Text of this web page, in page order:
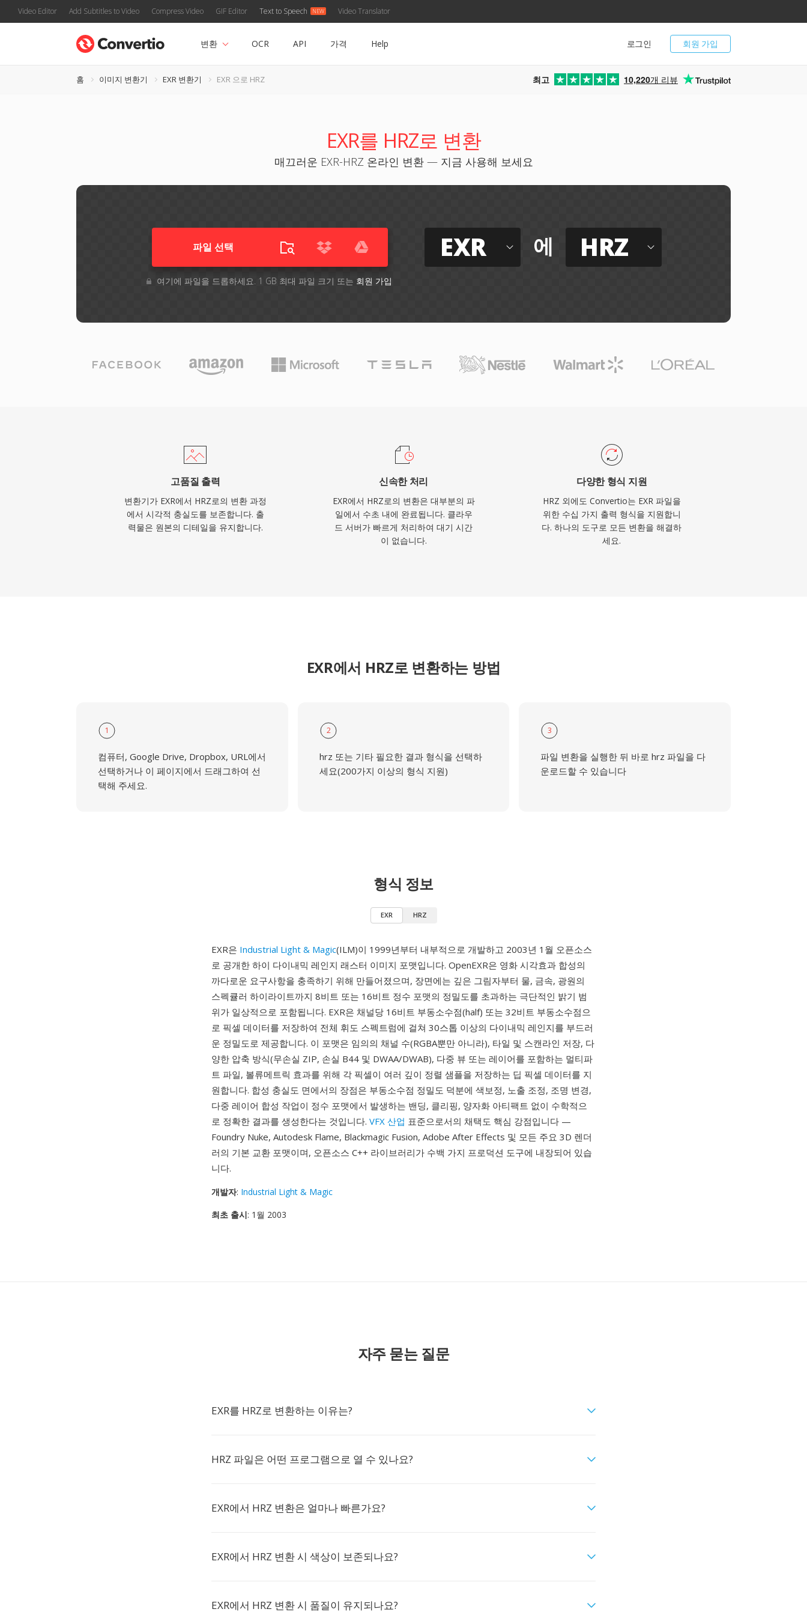
Video Editor Add Subtitles to Video Compress Video GIF Editor Text to Speech Video Translator
회원 가입
로그인
변환 OCR API 가격 Help
홈 이미지 변환기 EXR 변환기 EXR 으로 HRZ 최고 10,220개 리뷰
EXR를 HRZ로 변환
매끄러운 EXR-HRZ 온라인 변환 — 지금 사용해 보세요
파일 선택
여기에 파일을 드롭하세요. 1 GB 최대 파일 크기 또는 회원 가입
EXR 에 HRZ
고품질 출력
변환기가 EXR에서 HRZ로의 변환 과정
에서 시각적 충실도를 보존합니다. 출
력물은 원본의 디테일을 유지합니다.
신속한 처리
EXR에서 HRZ로의 변환은 대부분의 파
일에서 수초 내에 완료됩니다. 클라우
드 서버가 빠르게 처리하여 대기 시간
이 없습니다.
다양한 형식 지원
HRZ 외에도 Convertio는 EXR 파일을
위한 수십 가지 출력 형식을 지원합니
다. 하나의 도구로 모든 변환을 해결하
세요.
EXR에서 HRZ로 변환하는 방법
1
컴퓨터, Google Drive, Dropbox, URL에서
선택하거나 이 페이지에서 드래그하여 선
택해 주세요.
2
hrz 또는 기타 필요한 결과 형식을 선택하
세요(200가지 이상의 형식 지원)
3
파일 변환을 실행한 뒤 바로 hrz 파일을 다
운로드할 수 있습니다
형식 정보
EXR HRZ
EXR은 Industrial Light & Magic(ILM)이 1999년부터 내부적으로 개발하고 2003년 1월 오픈소스
로 공개한 하이 다이내믹 레인지 래스터 이미지 포맷입니다. OpenEXR은 영화 시각효과 합성의
까다로운 요구사항을 충족하기 위해 만들어졌으며, 장면에는 깊은 그림자부터 물, 금속, 광원의
스펙큘러 하이라이트까지 8비트 또는 16비트 정수 포맷의 정밀도를 초과하는 극단적인 밝기 범
위가 일상적으로 포함됩니다. EXR은 채널당 16비트 부동소수점(half) 또는 32비트 부동소수점으
로 픽셀 데이터를 저장하여 전체 휘도 스펙트럼에 걸쳐 30스톱 이상의 다이내믹 레인지를 부드러
운 정밀도로 제공합니다. 이 포맷은 임의의 채널 수(RGBA뿐만 아니라), 타일 및 스캔라인 저장, 다
양한 압축 방식(무손실 ZIP, 손실 B44 및 DWAA/DWAB), 다중 뷰 또는 레이어를 포함하는 멀티파
트 파일, 볼류메트릭 효과를 위해 각 픽셀이 여러 깊이 정렬 샘플을 저장하는 딥 픽셀 데이터를 지
원합니다. 합성 충실도 면에서의 장점은 부동소수점 정밀도 덕분에 색보정, 노출 조정, 조명 변경,
다중 레이어 합성 작업이 정수 포맷에서 발생하는 밴딩, 클리핑, 양자화 아티팩트 없이 수학적으
로 정확한 결과를 생성한다는 것입니다. VFX 산업 표준으로서의 채택도 핵심 강점입니다 —
Foundry Nuke, Autodesk Flame, Blackmagic Fusion, Adobe After Effects 및 모든 주요 3D 렌더
러의 기본 교환 포맷이며, 오픈소스 C++ 라이브러리가 수백 가지 프로덕션 도구에 내장되어 있습
니다.
개발자: Industrial Light & Magic
최초 출시: 1월 2003
자주 묻는 질문
EXR를 HRZ로 변환하는 이유는?
HRZ 파일은 어떤 프로그램으로 열 수 있나요?
EXR에서 HRZ 변환은 얼마나 빠른가요?
EXR에서 HRZ 변환 시 색상이 보존되나요?
EXR에서 HRZ 변환 시 품질이 유지되나요?